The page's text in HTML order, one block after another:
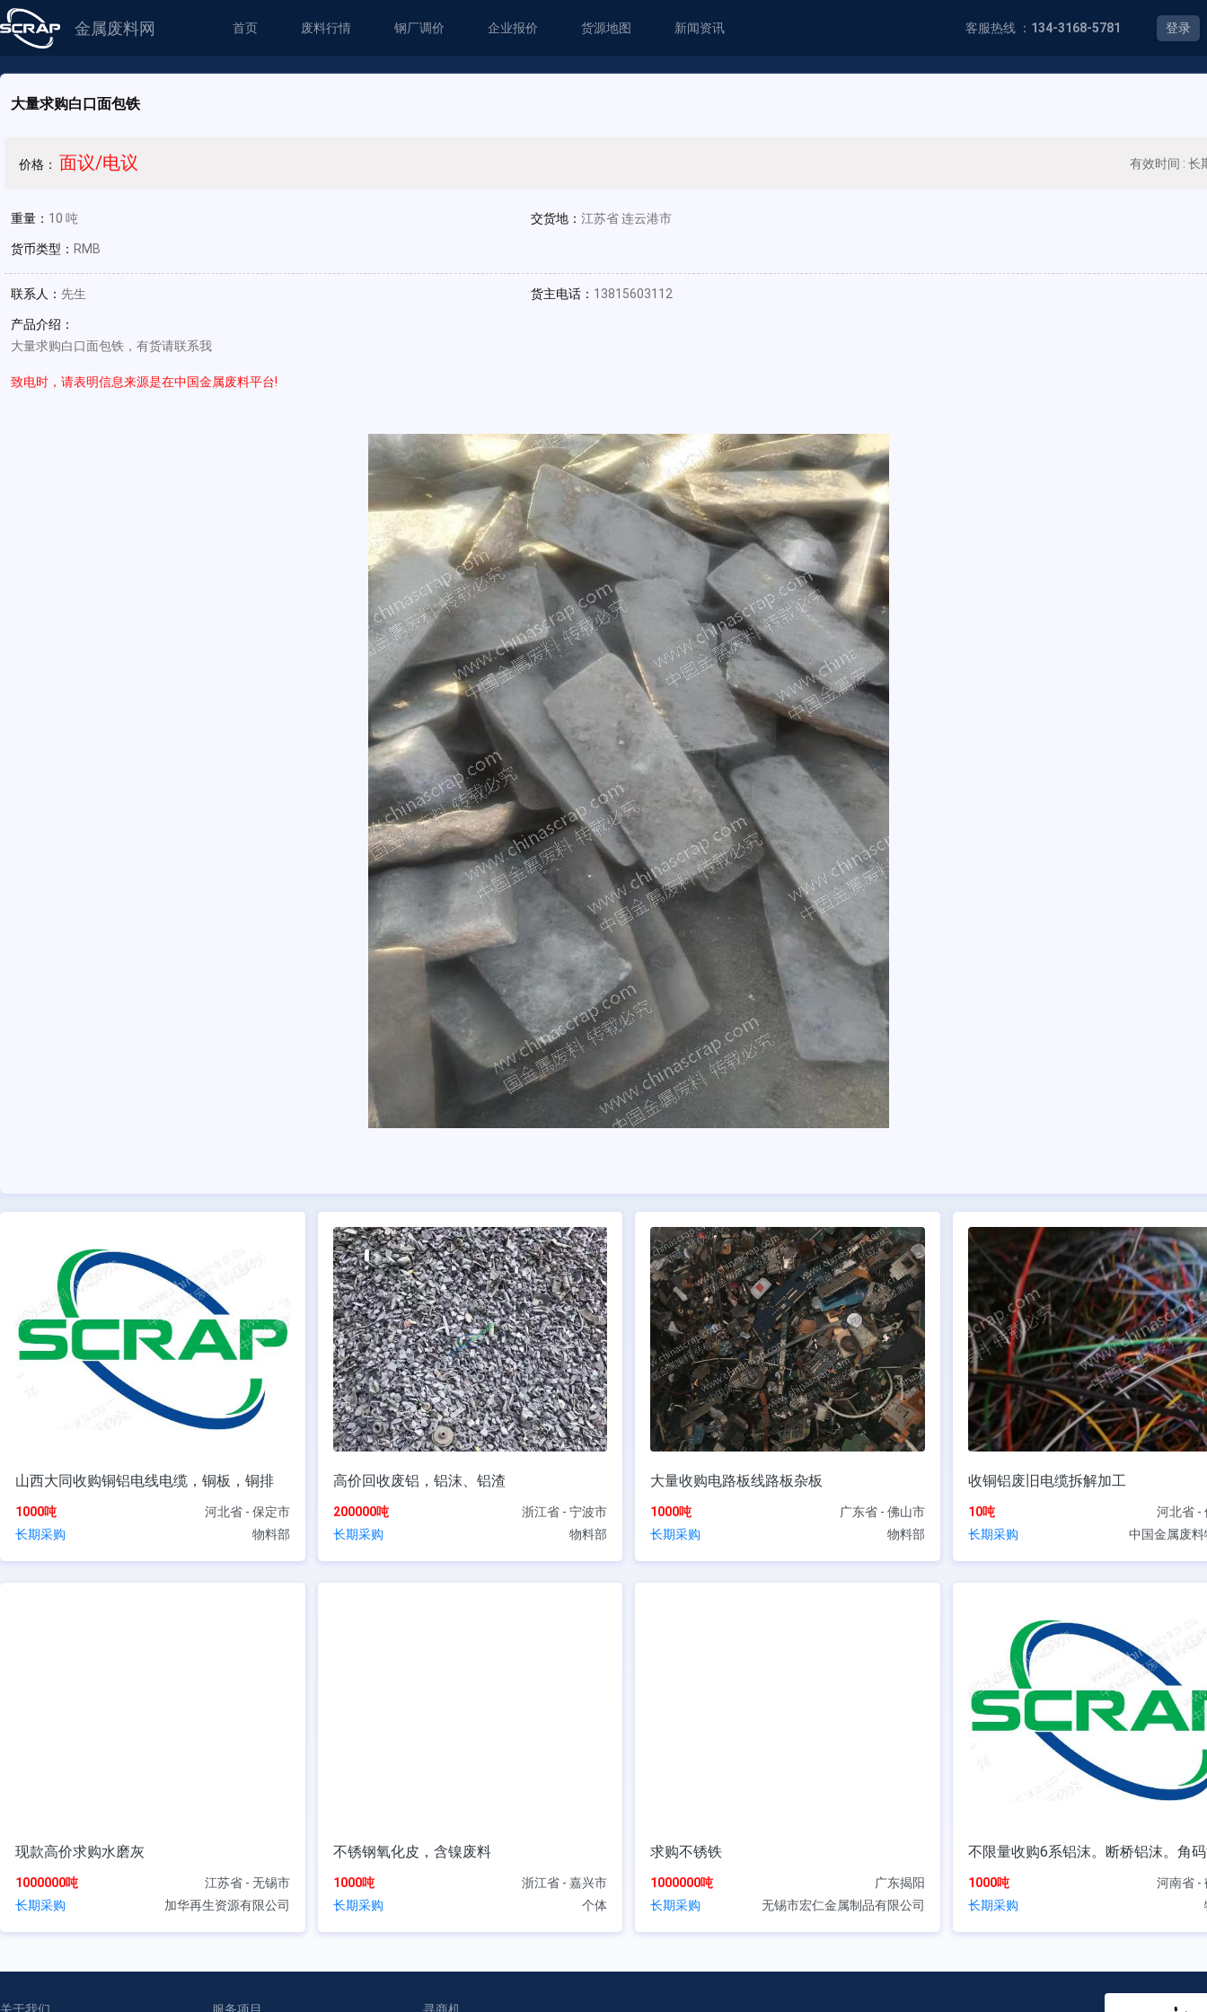
金属废料网 首页 废料行情 钢厂调价 企业报价 货源地图 新闻资讯 客服热线 ： 134-3168-5781 登录
大量求购白口面包铁
价格： 面议/电议 有效时间 : 长
重量： 10 吨 交货地：江苏省 连云港市
货币类型： RMB
联系人： 先生 货主电话： 13815603112
产品介绍：
大量求购白口面包铁，有货请联系我
致电时，请表明信息来源是在中国金属废料平台!
山西大同收购铜铝电线电缆，铜板，铜排
1000吨
河北省 - 保定市
长期采购
物料部
高价回收废铝，铝沫、铝渣
200000吨
浙江省 - 宁波市
长期采购
物料部
大量收购电路板线路板杂板
1000吨
广东省 - 佛山市
长期采购
物料部
收铜铝废旧电缆拆解加工
10吨
河北省 -
长期采购
中国金属废
现款高价求购水磨灰
1000000吨
江苏省 - 无锡市
长期采购
加华再生资源有限公司
不锈钢氧化皮，含镍废料
1000吨
浙江省 - 嘉兴市
长期采购
个体
求购不锈铁
1000000吨
广东揭阳
长期采购
无锡市宏仁金属制品有限公司
不限量收购6系铝沫。断桥铝沫。角
1000吨
河南省 -
长期采购